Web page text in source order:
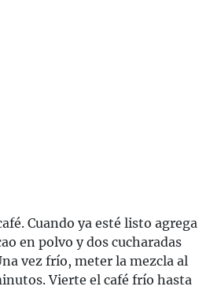
Cuando ya esté listo agrega
en polvo y dos cucharadas
vez frío, meter la mezcla al
Vierte el café frío hasta